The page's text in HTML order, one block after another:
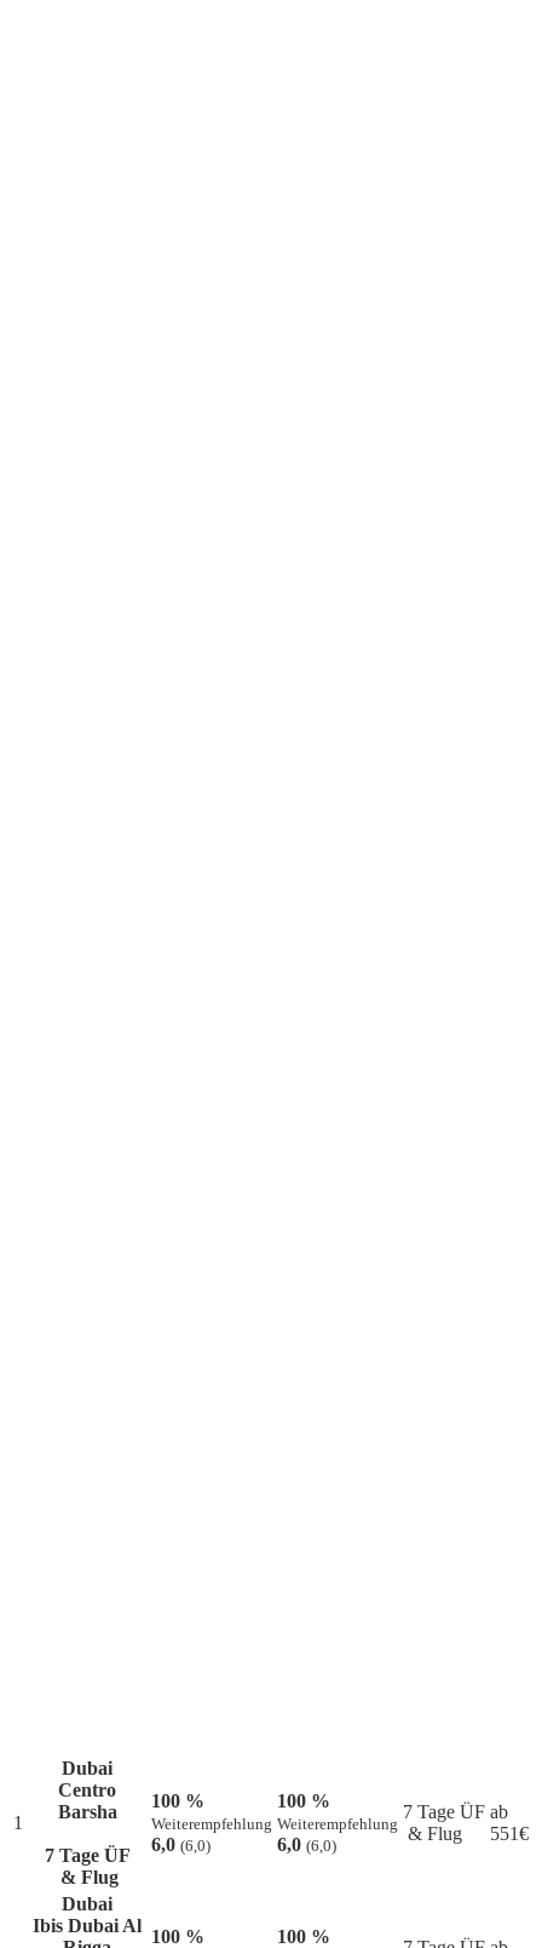
1
Dubai
Centro
Barsha
7 Tage ÜF
& Flug
100 %
Weiterempfehlung
6,0 (6,0)
100 %
Weiterempfehlung
6,0 (6,0)
7 Tage ÜF
& Flug
ab
551€
Dubai
Ibis Dubai Al
100 % 100 %